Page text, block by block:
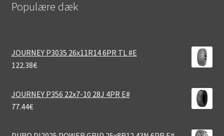
Populære dæk
JOURNEY P3035 26x11R14 6PR TL #E
122.38€
JOURNEY P356 22x7-10 28J 4PR E#
77.44€